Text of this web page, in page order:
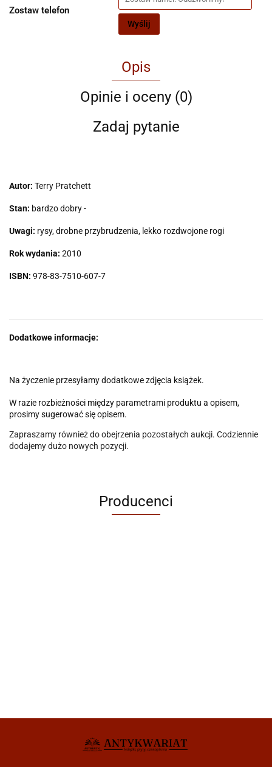
Zostaw telefon
Wyślij
Opis
Opinie i oceny (0)
Zadaj pytanie
Autor: Terry Pratchett
Stan: bardzo dobry -
Uwagi: rysy, drobne przybrudzenia, lekko rozdwojone rogi
Rok wydania: 2010
ISBN: 978-83-7510-607-7
Dodatkowe informacje:
Na życzenie przesyłamy dodatkowe zdjęcia książek.
W razie rozbieżności między parametrami produktu a opisem,
prosimy sugerować się opisem.
Zapraszamy również do obejrzenia pozostałych aukcji. Codziennie
dodajemy dużo nowych pozycji.
Producenci